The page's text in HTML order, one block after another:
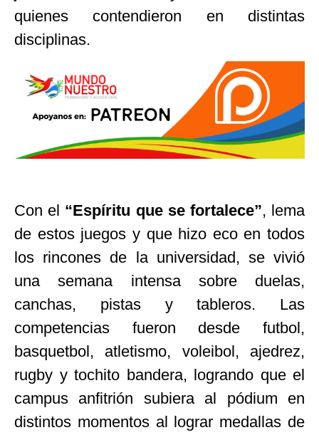
quienes contendieron en distintas
disciplinas.
Con el “Espíritu que se fortalece”, lema
de estos juegos y que hizo eco en todos
los rincones de la universidad, se vivió
una semana intensa sobre duelas,
canchas, pistas y tableros. Las
competencias fueron desde futbol,
basquetbol, atletismo, voleibol, ajedrez,
rugby y tochito bandera, logrando que el
campus anfitrión subiera al pódium en
distintos momentos al lograr medallas de